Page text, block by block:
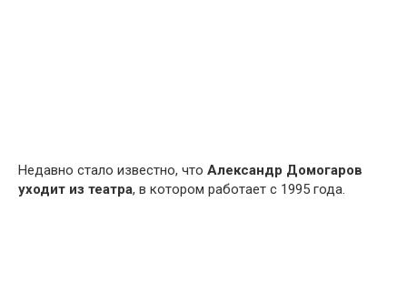
Недавно стало известно, что Александр Домогаров
уходит из театра, в котором работает с 1995 года.